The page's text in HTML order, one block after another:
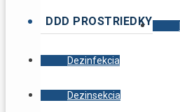
DDD PROSTRIEDKY
Dezinfekcia
Dezinsekcia